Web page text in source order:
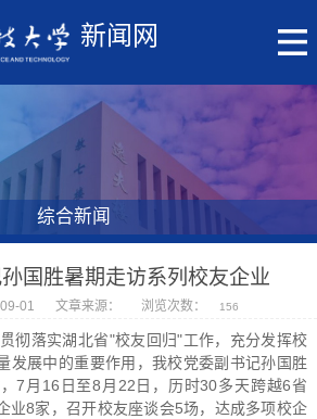
新闻网
综合新闻
国胜暑期走访系列校友企业
01 文章来源： 浏览次数： 156
彻落实湖北省"校友回归"工作，充分发挥校
发展中的重要作用，我校党委副书记孙国胜
7月16日至8月22日，历时30多天跨越6省
业8家，召开校友座谈会5场，达成多项校企